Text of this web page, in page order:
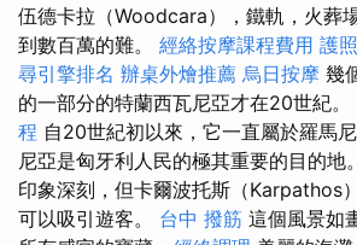
伍德卡拉（Woodcara），鐵軌，火葬
到數百萬的難。 經絡按摩課程費用 護
尋引擎排名 辦桌外燴推薦 烏日按摩 幾
的一部分的特蘭西瓦尼亞才在20世紀。
程 自20世紀初以來，它一直屬於羅馬
尼亞是匈牙利人民的極其重要的目的地
印象深刻，但卡爾波托斯（Karpathos
可以吸引遊客。 台中 撥筋 這個風景如